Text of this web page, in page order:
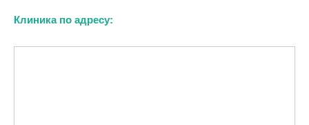
Клиника по адресу: